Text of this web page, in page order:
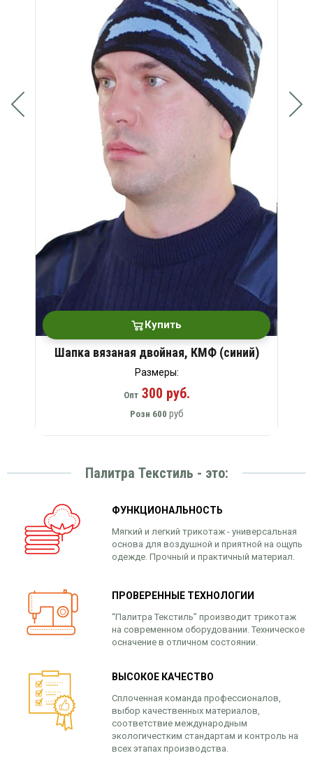
Купить
Шапка вязаная двойная, КМФ (синий)
Размеры:
Опт300 руб.
Розн 600 руб
Палитра Текстиль - это:
ФУНКЦИОНАЛЬНОСТЬ
Мягкий и легкий трикотаж - универсальная
основа для воздушной и приятной на ощупь
одежде. Прочный и практичный материал.
ПРОВЕРЕННЫЕ ТЕХНОЛОГИИ
“Палитра Текстиль” производит трикотаж
на современном оборудовании. Техническое
осначение в отличном состоянии.
ВЫСОКОЕ КАЧЕСТВО
Сплоченная команда профессионалов,
выбор качественных материалов,
соответствие международным
экологичестким стандартам и контроль на
всех этапах производства.